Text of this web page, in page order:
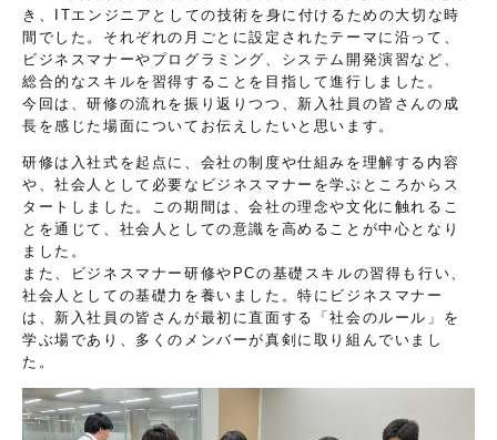
き、ITエンジニアとしての技術を身に付けるための大切な時
間でした。それぞれの月ごとに設定されたテーマに沿って、
ビジネスマナーやプログラミング、システム開発演習など、
総合的なスキルを習得することを目指して進行しました。
今回は、研修の流れを振り返りつつ、新入社員の皆さんの成
長を感じた場面についてお伝えしたいと思います。
研修は入社式を起点に、会社の制度や仕組みを理解する内容
や、社会人として必要なビジネスマナーを学ぶところからス
タートしました。この期間は、会社の理念や文化に触れるこ
とを通じて、社会人としての意識を高めることが中心となり
ました。
また、ビジネスマナー研修やPCの基礎スキルの習得も行い、
社会人としての基礎力を養いました。特にビジネスマナー
は、新入社員の皆さんが最初に直面する「社会のルール」を
学ぶ場であり、多くのメンバーが真剣に取り組んでいまし
た。